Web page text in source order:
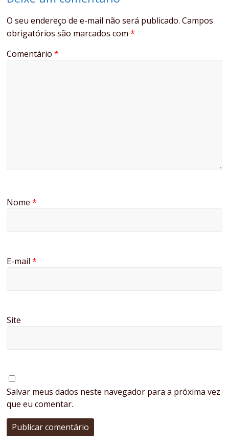
O seu endereço de e-mail não será publicado. Campos
obrigatórios são marcados com*
Comentário*
Nome*
E-mail*
Site
Salvar meus dados neste navegador para a próxima vez
que eu comentar.